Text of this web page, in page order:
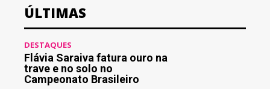
ÚLTIMAS
DESTAQUES
Flávia Saraiva fatura ouro na
trave e no solo no
Campeonato Brasileiro